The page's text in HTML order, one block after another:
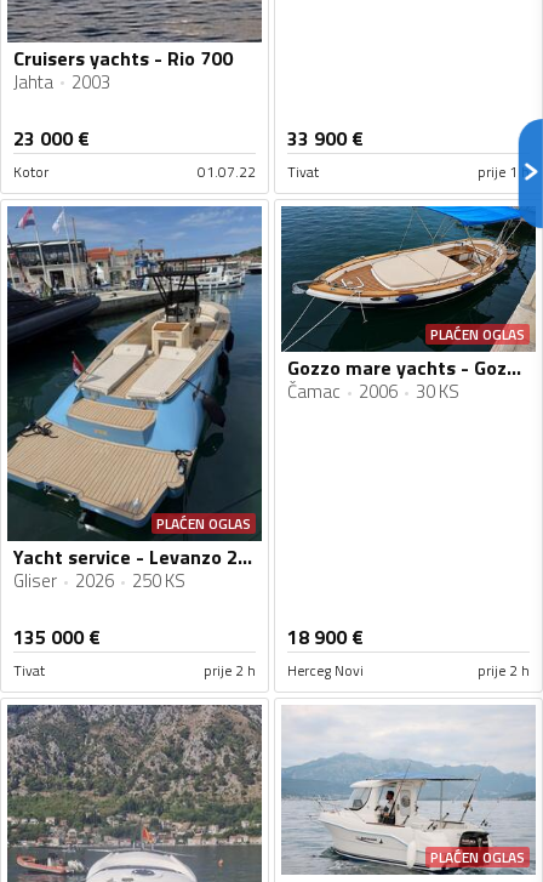
Cruisers yachts - Rio 700
Jahta 2003
23 000€
Kotor 01.07.22
33 900€
Tivat prije 1 h
PLAĆEN OGLAS
Yacht service - Levanzo 28 inboard - Lilybaeum yacht
Gliser 2026 250 KS
135 000€
Tivat prije 2 h
PLAĆEN OGLAS
Gozzo mare yachts - Gozzo 6.3
Čamac 2006 30 KS
18 900€
Herceg Novi prije 2 h
PLAĆEN OGLAS